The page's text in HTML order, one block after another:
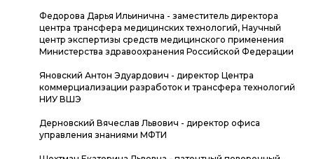
Федорова Дарья Ильинична - заместитель директора
центра трансфера медицинских технологий, Научный
центр экспертизы средств медицинского применения
Министерства здравоохранения Российской Федерации
Яновский Антон Эдуардович - директор Центра
коммерциализации разработок и трансфера технологий
НИУ ВШЭ
Дерновский Вячеслав Львович - директор офиса
управления знаниями МФТИ